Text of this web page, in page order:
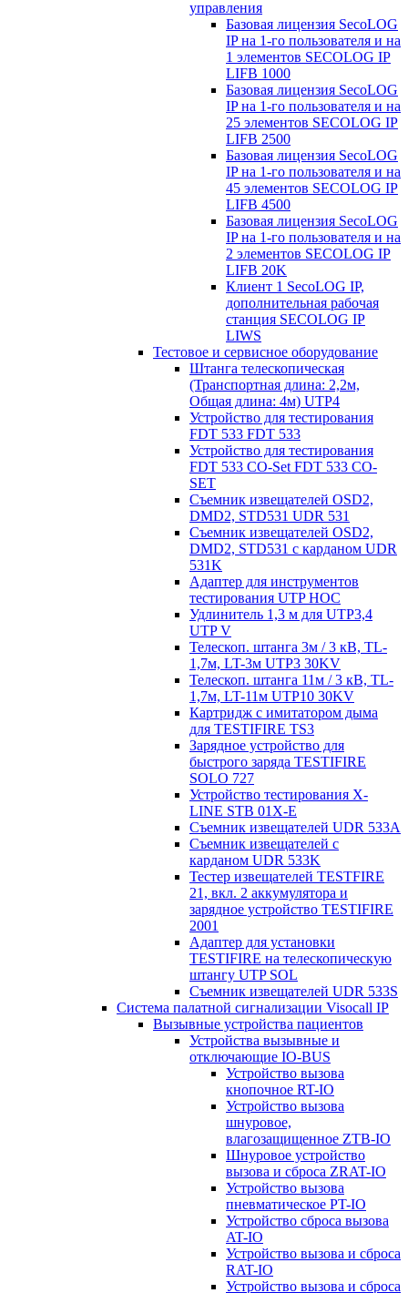
управления
Базовая лицензия SecoLOG
IP на 1-го пользователя и на
1 элементов SECOLOG IP
LIFB 1000
Базовая лицензия SecoLOG
IP на 1-го пользователя и на
25 элементов SECOLOG IP
LIFB 2500
Базовая лицензия SecoLOG
IP на 1-го пользователя и на
45 элементов SECOLOG IP
LIFB 4500
Базовая лицензия SecoLOG
IP на 1-го пользователя и на
2 элементов SECOLOG IP
LIFB 20K
Клиент 1 SecoLOG IP,
дополнительная рабочая
станция SECOLOG IP
LIWS
Тестовое и сервисное оборудование
Штанга телескопическая
(Транспортная длина: 2,2м,
Общая длина: 4м) UTP4
Устройство для тестирования
FDT 533 FDT 533
Устройство для тестирования
FDT 533 CO-Set FDT 533 CO-
SET
Съемник извещателей OSD2,
DMD2, STD531 UDR 531
Съемник извещателей OSD2,
DMD2, STD531 с карданом UDR
531K
Адаптер для инструментов
тестирования UTP HOC
Удлинитель 1,3 м для UTP3,4
UTP V
Телескоп. штанга 3м / 3 кВ, TL-
1,7м, LT-3м UTP3 30KV
Телескоп. штанга 11м / 3 кВ, TL-
1,7м, LT-11м UTP10 30KV
Картридж с имитатором дыма
для TESTIFIRE TS3
Зарядное устройство для
быстрого заряда TESTIFIRE
SOLO 727
Устройство тестирования X-
LINE STB 01X-E
Съемник извещателей UDR 533A
Съемник извещателей с
карданом UDR 533K
Тестер извещателей TESTFIRE
21, вкл. 2 аккумулятора и
зарядное устройство TESTIFIRE
2001
Адаптер для установки
TESTIFIRE на телескопическую
штангу UTP SOL
Съемник извещателей UDR 533S
Система палатной сигнализации Visocall IP
Вызывные устройства пациентов
Устройства вызывные и
отключающие IO-BUS
Устройство вызова
кнопочное RT-IO
Устройство вызова
шнуровое,
влагозащищенное ZTB-IO
Шнуровое устройство
вызова и сброса ZRAT-IO
Устройство вызова
пневматическое PT-IO
Устройство сброса вызова
AT-IO
Устройство вызова и сброса
RAT-IO
Устройство вызова и сброса